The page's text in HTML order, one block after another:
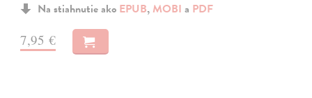
Na stiahnutie ako EPUB, MOBI a PDF
7,95 €